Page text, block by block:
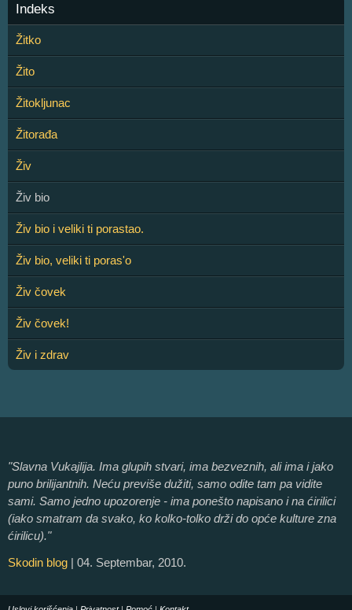
Indeks
Žitko
Žito
Žitokljunac
Žitorađa
Živ
Živ bio
Živ bio i veliki ti porastao.
Živ bio, veliki ti poras'o
Živ čovek
Živ čovek!
Živ i zdrav
"Slavna Vukajlija. Ima glupih stvari, ima bezveznih, ali ima i jako
puno brilijantnih. Neću previše dužiti, samo odite tam pa vidite
sami. Samo jedno upozorenje - ima ponešto napisano i na ćirilici
(iako smatram da svako, ko kolko-tolko drži do opće kulture zna
ćirilicu)."
Skodin blog | 04. Septembar, 2010.